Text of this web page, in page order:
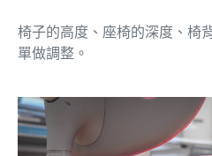
椅子的高度、座椅的深度、椅
單做調整。